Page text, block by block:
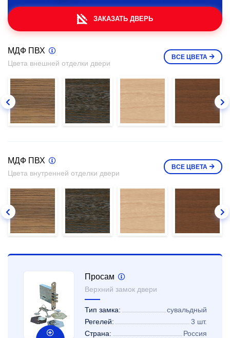
ЗАКАЗАТЬ ДВЕРЬ
МДФ ПВХ
Цвета внешней отделки двери
ВСЕ ЦВЕТА
МДФ ПВХ
Цвета внутренней отделки двери
ВСЕ ЦВЕТА
Просам
Верхний замок двери
Тип замка:
сувальдный
Регелей:
3 шт.
Страна:
Россия